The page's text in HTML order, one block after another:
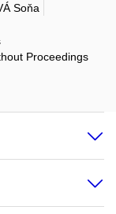
Soňa
Proceedings